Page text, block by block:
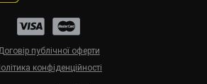
конфіденційності
публічної оферти